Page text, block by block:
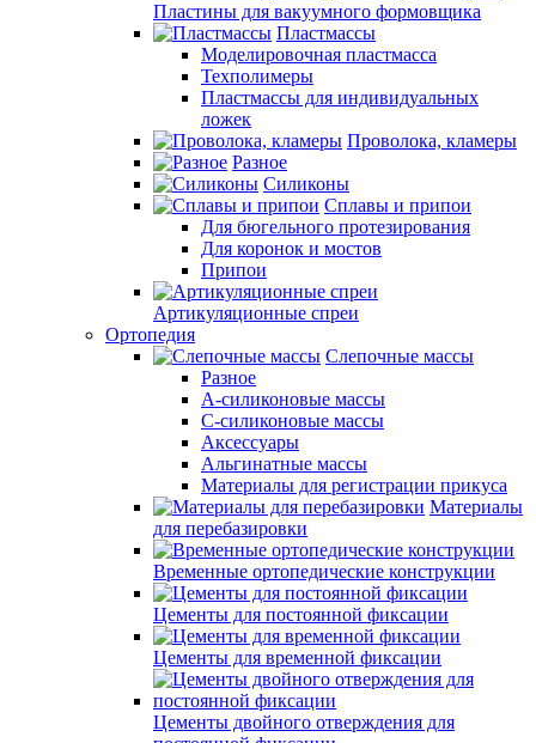
Пластины для вакуумного формовщика
Пластмассы
Моделировочная пластмасса
Техполимеры
Пластмассы для индивидуальных
ложек
Проволока, кламеры
Разное
Силиконы
Сплавы и припои
Для бюгельного протезирования
Для коронок и мостов
Припои
Артикуляционные спреи
Ортопедия
Слепочные массы
Разное
А-силиконовые массы
С-силиконовые массы
Аксессуары
Альгинатные массы
Материалы для регистрации прикуса
Материалы
для перебазировки
Временные ортопедические конструкции
Цементы для постоянной фиксации
Цементы для временной фиксации
Цементы двойного отверждения для